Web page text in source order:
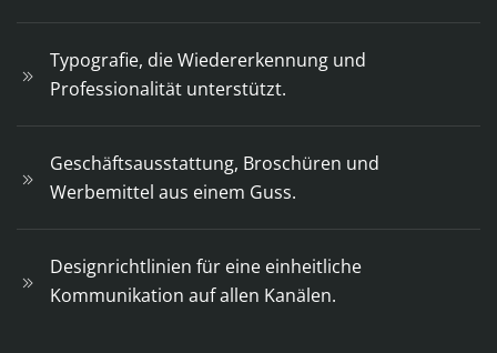
Typografie, die Wiedererkennung und
Professionalität unterstützt.
Geschäftsausstattung, Broschüren und
Werbemittel aus einem Guss.
Designrichtlinien für eine einheitliche
Kommunikation auf allen Kanälen.